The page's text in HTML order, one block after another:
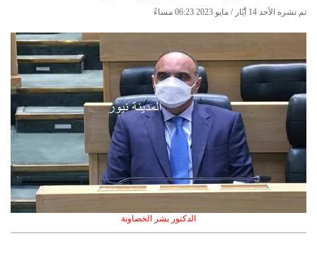
تم نشره الأحد 14 أيّار / مايو 2023 06:23 مساءً
الدكتور بشر الخصاونة